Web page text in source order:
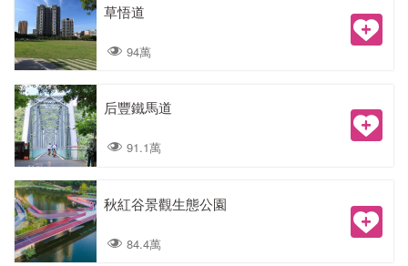
草悟道
94萬
后豐鐵馬道
91.1萬
秋紅谷景觀生態公園
84.4萬